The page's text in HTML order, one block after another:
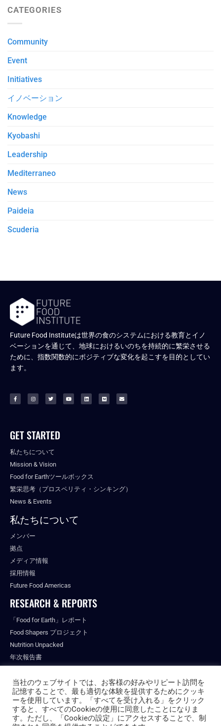
CATEGORIES
Community
Event
Initiatives
イノベーション
Knowledge
Kyobashi
Leadership
Mediterraneo
News
Paideia
Scuderia
Future Food Instituteは世界の食のシステムにおける教育とイノ
ベーションを通じて、地球におけるいのちを持続的に繁栄させる
ために、指数関数的にポジティブな変化を起こすを目的としてい
ます。
GET STARTED
私たちについて
Mission & Vision
Food for Earthツールボックス
繁栄思考（プロスペリティ・シンキング）
News & Events
私たちについて
メンバー
拠点
メディア情報
採用情報
Future Food Americas
RESEARCH & REPORTS
「Food for Earth」レポート
Food Shapers プロジェクト
Nutrition Unpacked
年次報告書
© ALL RIGHTS RESERVED.
PRIVACY POLICY
当社のウェブサイトでは、お客様の好みやリピート訪問を
記憶することで、最も適切な体験を提供するためにクッキ
ーを使用しています。「すべてを受け入れる」をクリック
すると、すべてのCookieの使用に同意したことになりま
す。ただし、「Cookieの設定」にアクセスすることで、制